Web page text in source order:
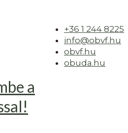
+36 1 244 8225
info@obvf.hu
obvf.hu
obuda.hu